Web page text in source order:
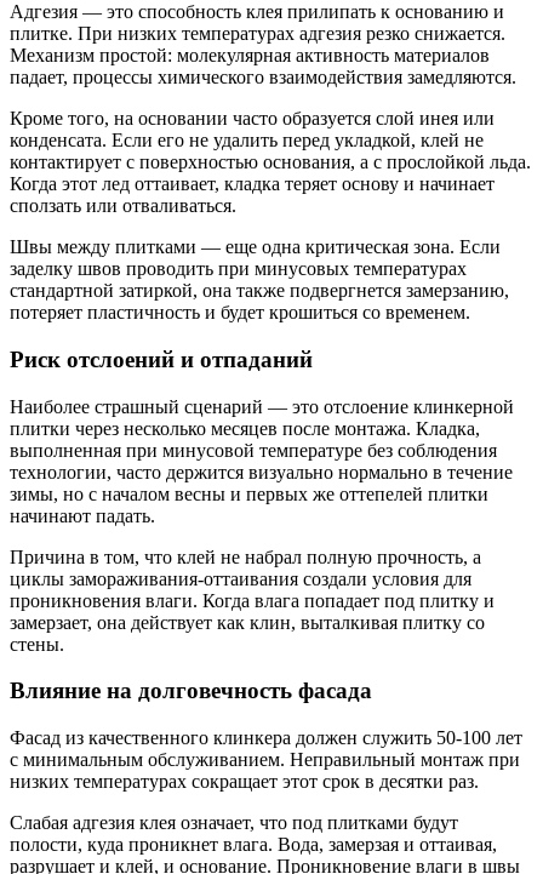
Адгезия — это способность клея прилипать к основанию и
плитке. При низких температурах адгезия резко снижается.
Механизм простой: молекулярная активность материалов
падает, процессы химического взаимодействия замедляются.
Кроме того, на основании часто образуется слой инея или
конденсата. Если его не удалить перед укладкой, клей не
контактирует с поверхностью основания, а с прослойкой льда.
Когда этот лед оттаивает, кладка теряет основу и начинает
сползать или отваливаться.
Швы между плитками — еще одна критическая зона. Если
заделку швов проводить при минусовых температурах
стандартной затиркой, она также подвергнется замерзанию,
потеряет пластичность и будет крошиться со временем.
Риск отслоений и отпаданий
Наиболее страшный сценарий — это отслоение клинкерной
плитки через несколько месяцев после монтажа. Кладка,
выполненная при минусовой температуре без соблюдения
технологии, часто держится визуально нормально в течение
зимы, но с началом весны и первых же оттепелей плитки
начинают падать.
Причина в том, что клей не набрал полную прочность, а
циклы замораживания-оттаивания создали условия для
проникновения влаги. Когда влага попадает под плитку и
замерзает, она действует как клин, выталкивая плитку со
стены.
Влияние на долговечность фасада
Фасад из качественного клинкера должен служить 50-100 лет
с минимальным обслуживанием. Неправильный монтаж при
низких температурах сокращает этот срок в десятки раз.
Слабая адгезия клея означает, что под плитками будут
полости, куда проникнет влага. Вода, замерзая и оттаивая,
разрушает и клей, и основание. Проникновение влаги в швы